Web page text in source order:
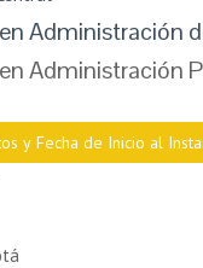
Administración
Administración
y Fecha de Inicio al